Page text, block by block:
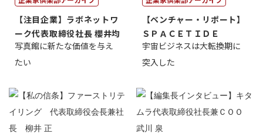
【注目企業】ラボネットワ
ーク代表取締役社長 櫻井均
写真館に新たな価値を与え
たい
【ベンチャー・リポート】
ＳＰＡＣＥＴＩＤＥ
宇宙ビジネスは大転換期に
突入した